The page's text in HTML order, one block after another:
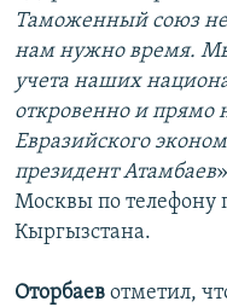
Таможенный союз
нам нужно время.
учета наших
откровенно и прямо
Евразийского
президент Атамбаев»
Москвы по телефону
Кыргызстана.
Оторбаев отметил,